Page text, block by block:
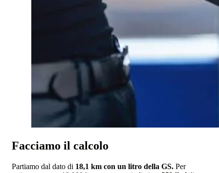
Facciamo il calcolo
Partiamo dal dato di 18,1 km con un litro della GS. Per